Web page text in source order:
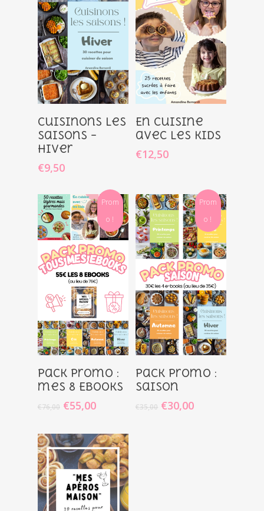
Ajouter
Au Panier
Cuisinons les
saisons –
Hiver
€9,50
Ajouter
Au Panier
En Cuisine
avec les Kids
€12,50
Prom
o !
Ajouter
Au Panier
Pack promo :
mes 8 Ebooks
€76,00 €55,00
Prom
o !
Ajouter
Au Panier
Pack promo :
Saison
€35,00 €30,00